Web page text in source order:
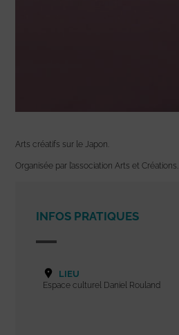
Arts créatifs sur le Japon.
Organisée par l’association Arts et Créations.
INFOS PRATIQUES
LIEU
Espace culturel Daniel Rouland